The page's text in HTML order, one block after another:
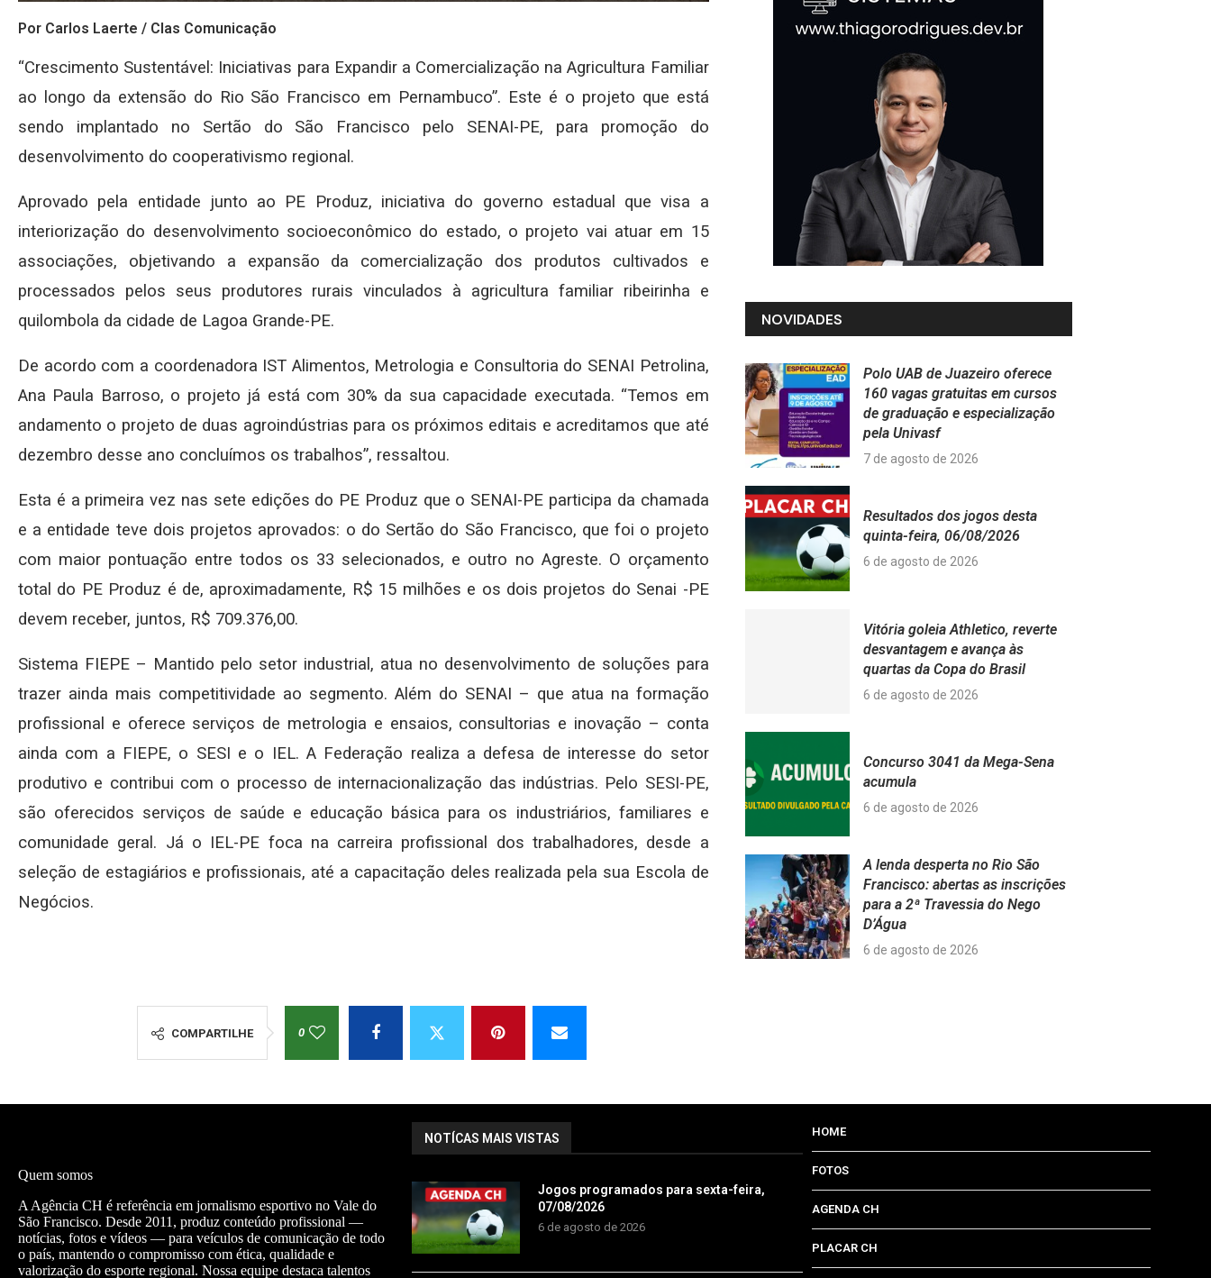
Por Carlos Laerte / Clas Comunicação
“Crescimento Sustentável: Iniciativas para Expandir a Comercialização na Agricultura Familiar
ao longo da extensão do Rio São Francisco em Pernambuco”. Este é o projeto que está
sendo implantado no Sertão do São Francisco pelo SENAI-PE, para promoção do
desenvolvimento do cooperativismo regional.
Aprovado pela entidade junto ao PE Produz, iniciativa do governo estadual que visa a
interiorização do desenvolvimento socioeconômico do estado, o projeto vai atuar em 15
associações, objetivando a expansão da comercialização dos produtos cultivados e
processados pelos seus produtores rurais vinculados à agricultura familiar ribeirinha e
quilombola da cidade de Lagoa Grande-PE.
De acordo com a coordenadora IST Alimentos, Metrologia e Consultoria do SENAI Petrolina,
Ana Paula Barroso, o projeto já está com 30% da sua capacidade executada. “Temos em
andamento o projeto de duas agroindústrias para os próximos editais e acreditamos que até
dezembro desse ano concluímos os trabalhos”, ressaltou.
Esta é a primeira vez nas sete edições do PE Produz que o SENAI-PE participa da chamada
e a entidade teve dois projetos aprovados: o do Sertão do São Francisco, que foi o projeto
com maior pontuação entre todos os 33 selecionados, e outro no Agreste. O orçamento
total do PE Produz é de, aproximadamente, R$ 15 milhões e os dois projetos do Senai -PE
devem receber, juntos, R$ 709.376,00.
Sistema FIEPE – Mantido pelo setor industrial, atua no desenvolvimento de soluções para
trazer ainda mais competitividade ao segmento. Além do SENAI – que atua na formação
profissional e oferece serviços de metrologia e ensaios, consultorias e inovação – conta
ainda com a FIEPE, o SESI e o IEL. A Federação realiza a defesa de interesse do setor
produtivo e contribui com o processo de internacionalização das indústrias. Pelo SESI-PE,
são oferecidos serviços de saúde e educação básica para os industriários, familiares e
comunidade geral. Já o IEL-PE foca na carreira profissional dos trabalhadores, desde a
seleção de estagiários e profissionais, até a capacitação deles realizada pela sua Escola de
Negócios.
COMPARTILHE 0
NOVIDADES
Polo UAB de Juazeiro oferece
160 vagas gratuitas em cursos
de graduação e especialização
pela Univasf
7 de agosto de 2026
Resultados dos jogos desta
quinta-feira, 06/08/2026
6 de agosto de 2026
Vitória goleia Athletico, reverte
desvantagem e avança às
quartas da Copa do Brasil
6 de agosto de 2026
Concurso 3041 da Mega-Sena
acumula
6 de agosto de 2026
A lenda desperta no Rio São
Francisco: abertas as inscrições
para a 2ª Travessia do Nego
D’Água
6 de agosto de 2026
Quem somos
A Agência CH é referência em jornalismo esportivo no Vale do
São Francisco. Desde 2011, produz conteúdo profissional —
notícias, fotos e vídeos — para veículos de comunicação de todo
o país, mantendo o compromisso com ética, qualidade e
valorização do esporte regional. Nossa equipe destaca talentos
NOTÍCAS MAIS VISTAS
Jogos programados para sexta-feira,
07/08/2026
6 de agosto de 2026
HOME
FOTOS
AGENDA CH
PLACAR CH